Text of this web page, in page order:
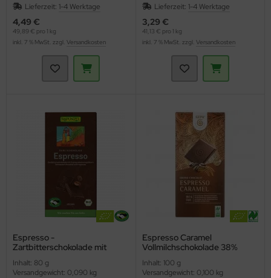
Lieferzeit: 1-4 Werktage
4,49 €
49,89 € pro 1 kg
inkl. 7 % MwSt. zzgl. Versandkosten
Lieferzeit: 1-4 Werktage
3,29 €
41,13 € pro 1 kg
inkl. 7 % MwSt. zzgl. Versandkosten
Espresso -
Zartbitterschokolade mit
(Rapunzel)
Inhalt: 80 g
Versandgewicht: 0,090 kg
Espresso Caramel
Vollmilchschokolade 38%
Inhalt: 100 g
Versandgewicht: 0,100 kg